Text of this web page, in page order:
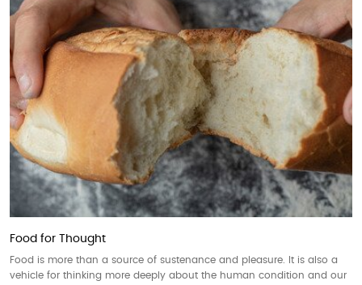
Food for Thought
Food is more than a source of sustenance and pleasure. It is also a
vehicle for thinking more deeply about the human condition and our